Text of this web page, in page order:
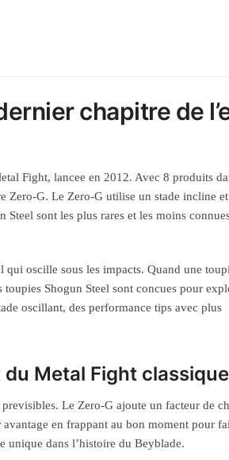
chapitre de
Fight, lancee en 2012. Avec 8 produits
Zero-G. Le Zero-G utilise un stade incline et
sont les plus rares et les moins
oscille sous les impacts. Quand une
Shogun Steel sont concues pour
oscillant, des performance tips avec plus
Metal Fight
Le Zero-G ajoute un facteur de
en frappant au bon moment pour
unique dans l’histoire du Beyblade.